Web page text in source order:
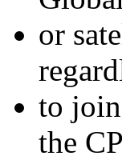
or
to
the